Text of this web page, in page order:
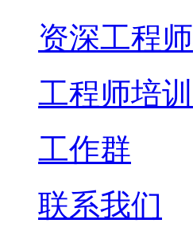
资深工程师
工程师培训
工作群
联系我们